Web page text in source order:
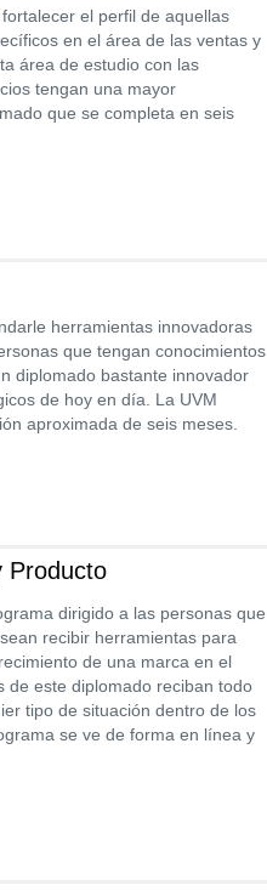
el perfil de aquellas
en el área de las ventas y
área de estudio con las
tengan una mayor
que se completa en seis
herramientas innovadoras
que tengan conocimientos
diplomado bastante innovador
de hoy en día. La UVM
aproximada de seis meses.
Producto
dirigido a las personas que
recibir herramientas para
de una marca en el
de este diplomado reciban todo
tipo de situación dentro de los
se ve de forma en línea y